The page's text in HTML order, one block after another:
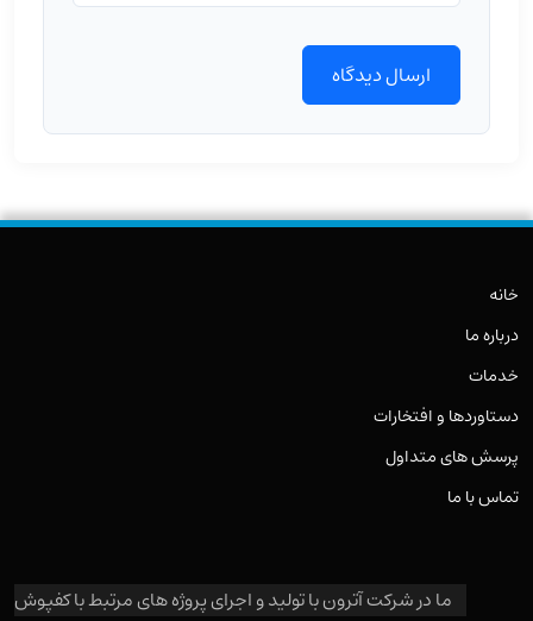
خانه
درباره ما
خدمات
دستاوردها و افتخارات
پرسش های متداول
تماس با ما
ما در شرکت آترون با تولید و اجرای پروژه های مرتبط با کفپوش